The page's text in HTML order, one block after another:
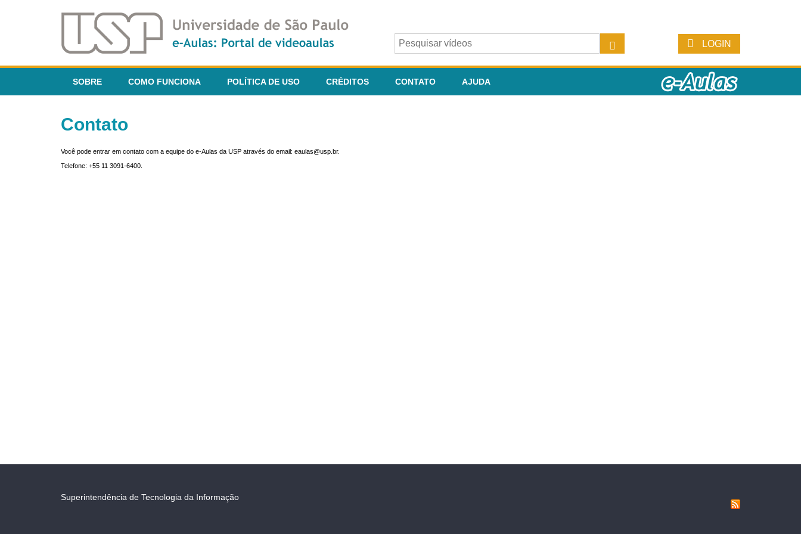
LOGIN
SOBRE COMO FUNCIONA POLÍTICA DE USO CRÉDITOS CONTATO AJUDA
Contato
Você pode entrar em contato com a equipe do e-Aulas da USP através do email: eaulas@usp.br.
Telefone: +55 11 3091-6400.
Superintendência de Tecnologia da Informação